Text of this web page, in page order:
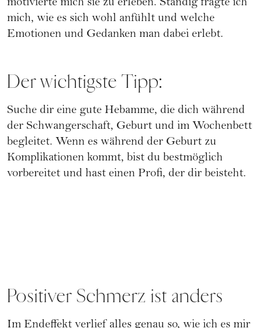
motivierte mich sie zu erleben. Ständig fragte ich
mich, wie es sich wohl anfühlt und welche
Emotionen und Gedanken man dabei erlebt.
Der wichtigste Tipp:
Suche dir eine gute Hebamme, die dich während
der Schwangerschaft, Geburt und im Wochenbett
begleitet. Wenn es während der Geburt zu
Komplikationen kommt, bist du bestmöglich
vorbereitet und hast einen Profi, der dir beisteht.
Positiver Schmerz ist anders
Im Endeffekt verlief alles genau so, wie ich es mir